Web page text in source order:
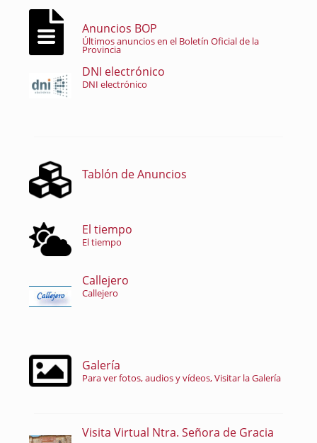
Anuncios BOP
Últimos anuncios en el Boletín Oficial de la
Provincia
DNI electrónico
DNI electrónico
Tablón de Anuncios
El tiempo
El tiempo
Callejero
Callejero
Galería
Para ver fotos, audios y vídeos, Visitar la Galería
Visita Virtual Ntra. Señora de Gracia